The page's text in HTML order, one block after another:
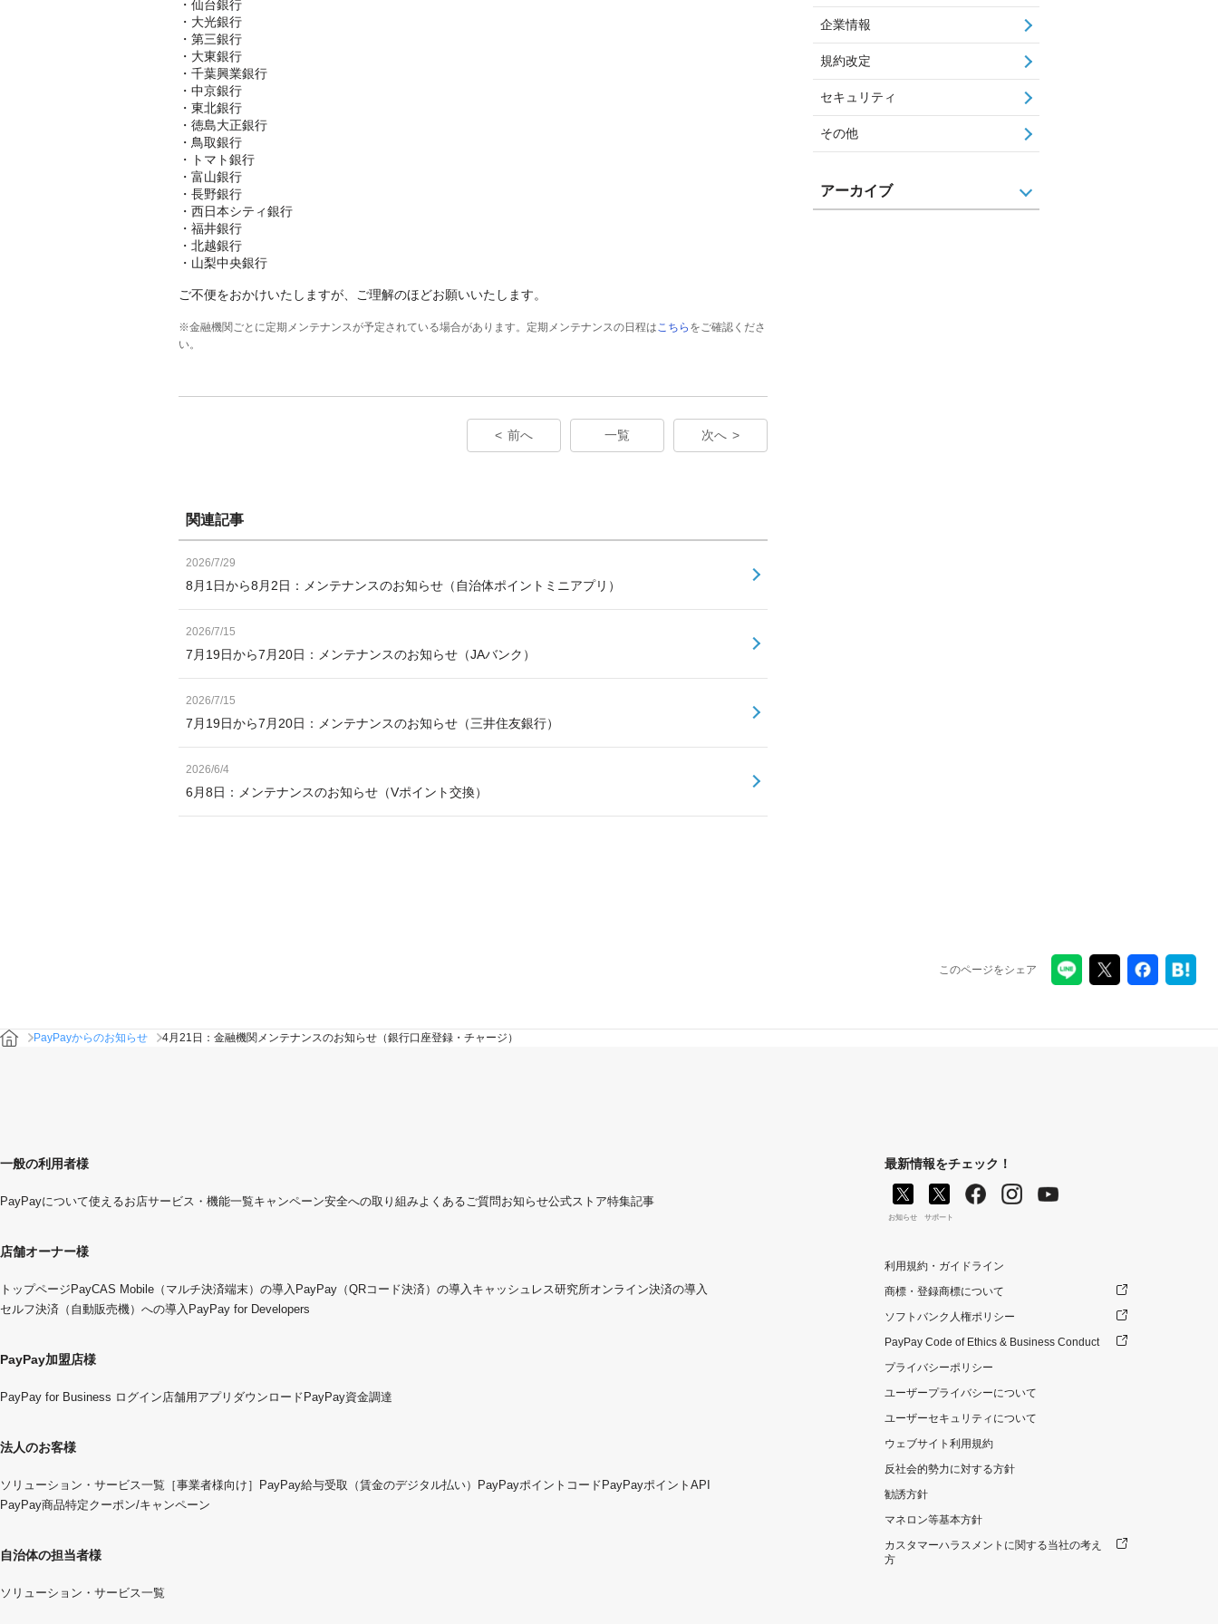
・仙台銀行
・大光銀行
・第三銀行
・大東銀行
・千葉興業銀行
・中京銀行
・東北銀行
・徳島大正銀行
・鳥取銀行
・トマト銀行
・富山銀行
・長野銀行
・西日本シティ銀行
・福井銀行
・北越銀行
・山梨中央銀行
ご不便をおかけいたしますが、ご理解のほどお願いいたします。
※金融機関ごとに定期メンテナンスが予定されている場合があります。定期メンテナンスの日程は こちら をご確認くださ
い。
前へ 一覧 次へ
関連記事
2026/7/29
8月1日から8月2日：メンテナンスのお知らせ（自治体ポイントミニアプリ）
2026/7/15
7月19日から7月20日：メンテナンスのお知らせ（JAバンク）
2026/7/15
7月19日から7月20日：メンテナンスのお知らせ（三井住友銀行）
2026/6/4
6月8日：メンテナンスのお知らせ（Vポイント交換）
企業情報
規約改定
セキュリティ
その他
アーカイブ
このページをシェア
PayPayからのお知らせ 4月21日：金融機関メンテナンスのお知らせ（銀行口座登録・チャージ）
一般の利用者様
PayPayについて使えるお店サービス・機能一覧キャンペーン安全への取り組みよくあるご質問お知らせ公式ストア特集記事
店舗オーナー様
トップページ PayCAS Mobile（マルチ決済端末）の導入 PayPay（QRコード決済）の導入 キャッシュレス研究所オンライン決済の導入
セルフ決済（自動販売機）への導入 PayPay for Developers
PayPay加盟店様
PayPay for Business ログイン 店舗用アプリダウンロード PayPay資金調達
法人のお客様
ソリューション・サービス一覧 ［事業者様向け］PayPay給与受取（賃金のデジタル払い） PayPayポイントコード PayPayポイントAPI
PayPay商品特定クーポン/キャンペーン
自治体の担当者様
ソリューション・サービス一覧
最新情報をチェック！
お知らせ サポート
利用規約・ガイドライン
商標・登録商標について
ソフトバンク人権ポリシー
PayPay Code of Ethics & Business Conduct
プライバシーポリシー
ユーザープライバシーについて
ユーザーセキュリティについて
ウェブサイト利用規約
反社会的勢力に対する方針
勧誘方針
マネロン等基本方針
カスタマーハラスメントに関する当社の考え
方